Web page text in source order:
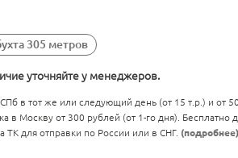
305 метров
уточняйте у менеджеров.
СПб в тот же или следующий день (от 15 т.р.) и от
в Москву от 300 рублей (от 1-го дня). Бесплатно
для отправки по России или в СНГ. (подробнее)